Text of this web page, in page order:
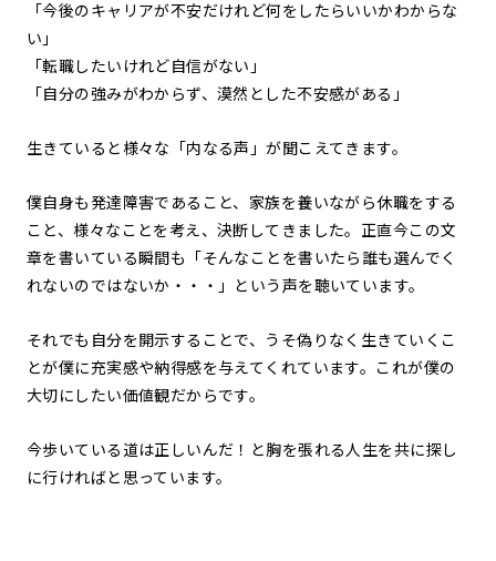
「今後のキャリアが不安だけれど何をしたらいいかわからな
い」
「転職したいけれど自信がない」
「自分の強みがわからず、漠然とした不安感がある」
生きていると様々な「内なる声」が聞こえてきます。
僕自身も発達障害であること、家族を養いながら休職をする
こと、様々なことを考え、決断してきました。正直今この文
章を書いている瞬間も「そんなことを書いたら誰も選んでく
れないのではないか・・・」という声を聴いています。
それでも自分を開示することで、うそ偽りなく生きていくこ
とが僕に充実感や納得感を与えてくれています。これが僕の
大切にしたい価値観だからです。
今歩いている道は正しいんだ！と胸を張れる人生を共に探し
に行ければと思っています。